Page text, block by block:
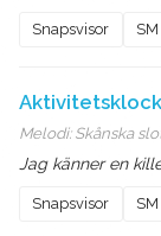
Snapsvisor SM
Melodi: Skånska
Jag känner en
Snapsvisor SM